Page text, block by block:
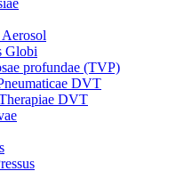
Globi
profundae (TVP)
DVT
DVT